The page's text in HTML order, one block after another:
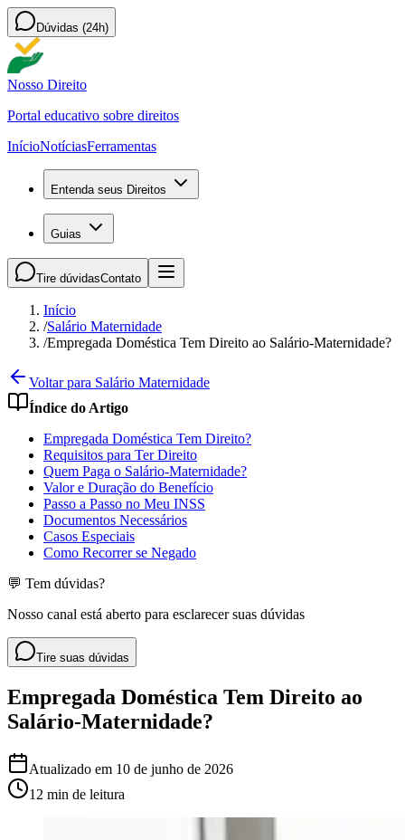
Dúvidas (24h)
Nosso Direito
Portal educativo sobre direitos
InícioNotíciasFerramentas
Entenda seus Direitos
Guias
Tire dúvidasContato
Início
/Salário Maternidade
/Empregada Doméstica Tem Direito ao Salário-Maternidade?
Voltar para Salário Maternidade
Índice do Artigo
Empregada Doméstica Tem Direito?
Requisitos para Ter Direito
Quem Paga o Salário-Maternidade?
Valor e Duração do Benefício
Passo a Passo no Meu INSS
Documentos Necessários
Casos Especiais
Como Recorrer se Negado
💬 Tem dúvidas?
Nosso canal está aberto para esclarecer suas dúvidas
Tire suas dúvidas
Empregada Doméstica Tem Direito ao
Salário-Maternidade?
Atualizado em 10 de junho de 2026
12 min de leitura